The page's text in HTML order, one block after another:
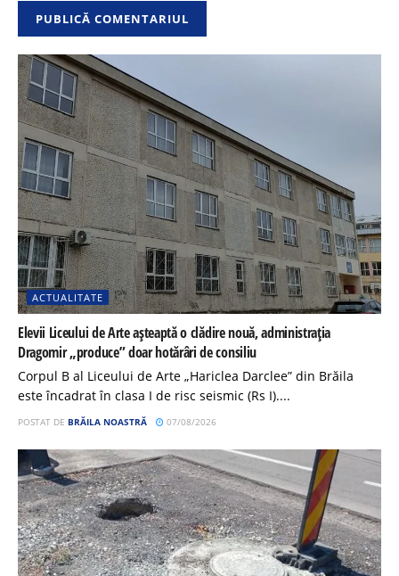
ACTUALITATE
Elevii Liceului de Arte așteaptă o clădire nouă, administrația
Dragomir „produce” doar hotărâri de consiliu
Corpul B al Liceului de Arte „Hariclea Darclee” din Brăila
este încadrat în clasa I de risc seismic (Rs I)....
POSTAT DE BRĂILA NOASTRĂ 07/08/2026